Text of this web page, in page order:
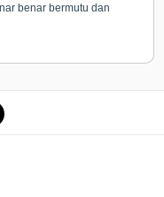
benar bermutu dan